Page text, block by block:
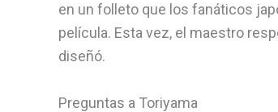
en un folleto que los fanáticos
película. Esta vez, el maestro
diseñó.
Preguntas a Toriyama